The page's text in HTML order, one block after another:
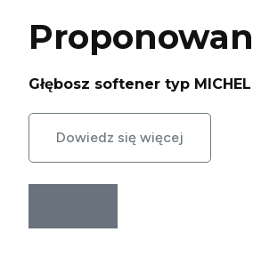
Głębosz softener typ
Dowiedz się więcej